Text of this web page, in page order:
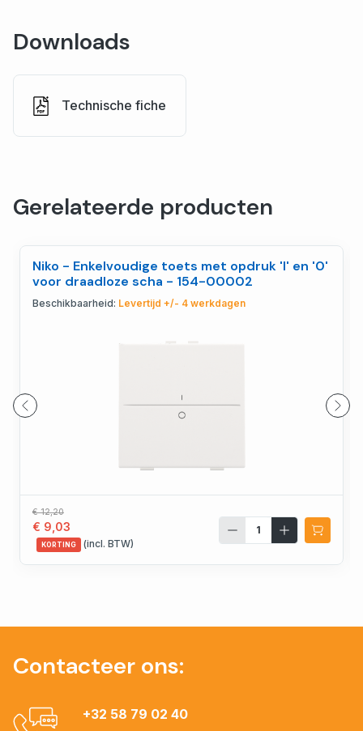
Downloads
Technische fiche
Gerelateerde producten
Niko - Enkelvoudige toets met opdruk 'I' en '0'
voor draadloze scha - 154-00002
Beschikbaarheid: Levertijd +/- 4 werkdagen
€ 12,20
€ 9,03
KORTING (incl. BTW)
Contacteer ons:
+32 58 79 02 40